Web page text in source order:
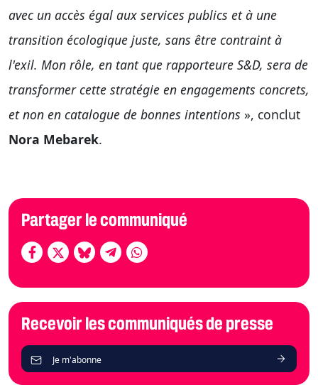
avec un accès égal aux services publics et à une
transition écologique juste, sans être contraint à
l'exil. Mon rôle, en tant que rapporteure S&D, sera de
transformer cette stratégie en engagements concrets,
et non en catalogue de bonnes intentions », conclut
Nora Mebarek.
Partager le communiqué
Recevoir les communiqués de presse
Je m'abonne